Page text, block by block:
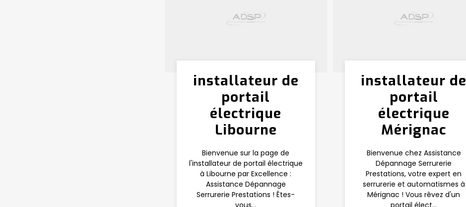
installateur de
portail
électrique
Libourne
Bienvenue sur la page de
l'installateur de portail électrique
à Libourne par Excellence :
Assistance Dépannage
Serrurerie Prestations ! Êtes-
installateur de
portail
électrique
Mérignac
Bienvenue chez Assistance
Dépannage Serrurerie
Prestations, votre expert en
serrurerie et automatismes à
Mérignac ! Vous rêvez d'un